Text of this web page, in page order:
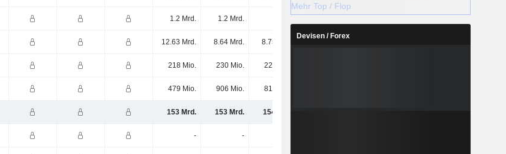
1.2 Mrd. 1.2 Mrd.
12.63 Mrd. 8.64 Mrd. 8.75 Mrd.
218 Mio. 230 Mio. 229 Mio.
479 Mio. 906 Mio. 814 Mio.
153 Mrd. 153 Mrd. 154 Mrd.
- -
Mehr Top / Flop
Devisen / Forex